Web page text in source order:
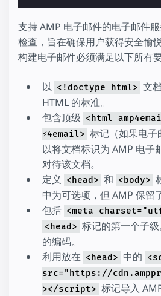
支持 AMP 电子邮件的电子邮件
检查，旨在确保用户获得安全愉
构建电子邮件必须满足以下所有
以 <!doctype html> 文
HTML 的标准。
包含顶级 <html
⚡4email> 标记（如果电
以将文档标识为 AMP 电子
对待该文档。
定义
<head> 和 <body>
中为可选项，但 AMP 保留
包括 <meta
<head> 标记的第一个子
的编码。
利用放在 <head> 中的
src="https://
></script> 标记导入